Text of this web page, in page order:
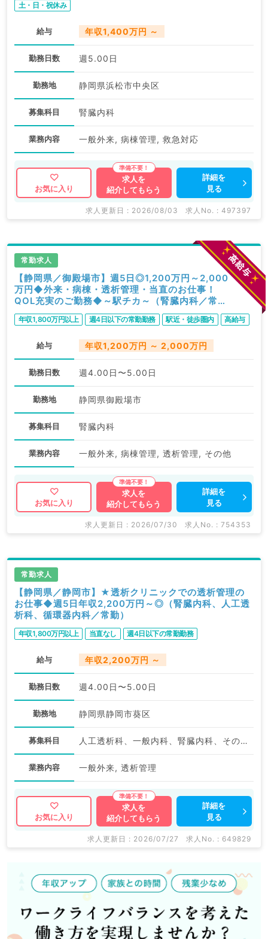
土・日・祝休み
給与 年収1,400万円 ～
勤務日数 週5.00日
勤務地 静岡県浜松市中央区
募集科目 腎臓内科
業務内容 一般外来, 病棟管理, 救急対応
お気に入り
求人を
紹介してもらう
詳細を
見る
求人更新日 : 2026/08/03 求人No. : 497397
常勤求人
【静岡県／御殿場市】週5日◎1,200万円～2,000
万円◆外来・病棟・透析管理・当直のお仕事！
QOL充実のご勤務◆～駅チカ～（腎臓内科／常
勤）
年収1,800万円以上 週4日以下の常勤勤務 駅近・徒歩圏内 高給与
給与 年収1,200万円 ～ 2,000万円
勤務日数 週4.00日〜5.00日
勤務地 静岡県御殿場市
募集科目 腎臓内科
業務内容 一般外来, 病棟管理, 透析管理, その他
お気に入り
求人を
紹介してもらう
詳細を
見る
求人更新日 : 2026/07/30 求人No. : 754353
常勤求人
【静岡県／静岡市】★透析クリニックでの透析管理の
お仕事◆週5日年収2,200万円～◎（腎臓内科、人工透
析科、循環器内科／常勤）
年収1,800万円以上 当直なし 週4日以下の常勤勤務
給与 年収2,200万円 ～
勤務日数 週4.00日〜5.00日
勤務地 静岡県静岡市葵区
募集科目 人工透析科、一般内科、腎臓内科、その他
業務内容 一般外来, 透析管理
お気に入り
求人を
紹介してもらう
詳細を
見る
求人更新日 : 2026/07/27 求人No. : 649829